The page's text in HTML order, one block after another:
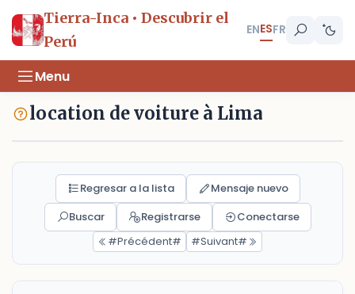
Tierra-Inca • Descubrir el
Perú
ENESFR
Menu
location de voiture à Lima
Regresar a la lista
Mensaje nuevo
Buscar
Registrarse
Conectarse
#Précédent#
#Suivant#